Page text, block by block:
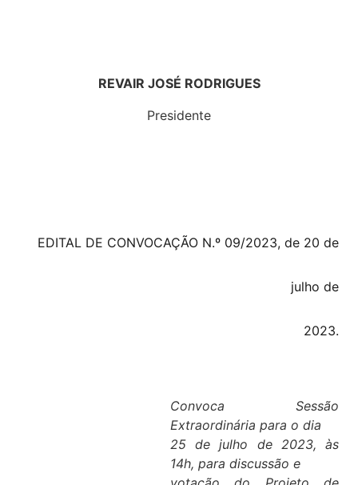
REVAIR JOSÉ RODRIGUES
Presidente
EDITAL DE CONVOCAÇÃO N.º 09/2023, de 20 de
julho de
2023.
Convoca Sessão
Extraordinária para o dia
25 de julho de 2023, às
14h, para discussão e